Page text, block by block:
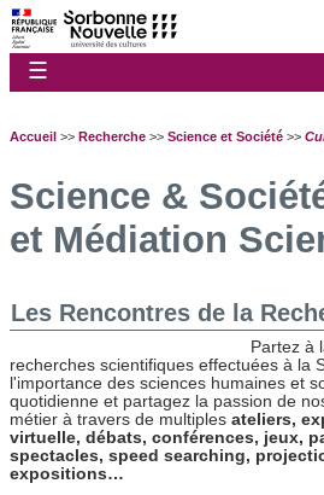
☰
Accueil >> Recherche >> Science et Société >>
Science &
et Médiation
Les Rencontres de la
Partez à
recherches scientifiques effectuées à la
l'importance des sciences humaines et
quotidienne et partagez la passion de
métier à travers de multiples ateliers,
virtuelle, débats, conférences, jeux,
spectacles, speed searching,
expositions…